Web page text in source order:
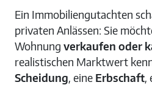
Ein Immobiliengutachten
privaten Anlässen: Sie
Wohnung verkaufen oder
realistischen Marktwert
Scheidung, eine Erbschaft,